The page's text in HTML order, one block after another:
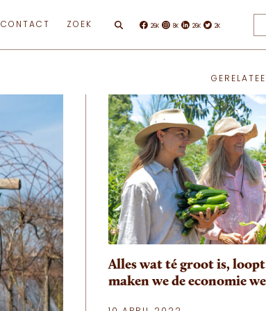
CONTACT ZOEK Facebook
26K Instagram
8K Linkedin
26K Twitter
2K
Alles wat té groot is,
maken we de economie